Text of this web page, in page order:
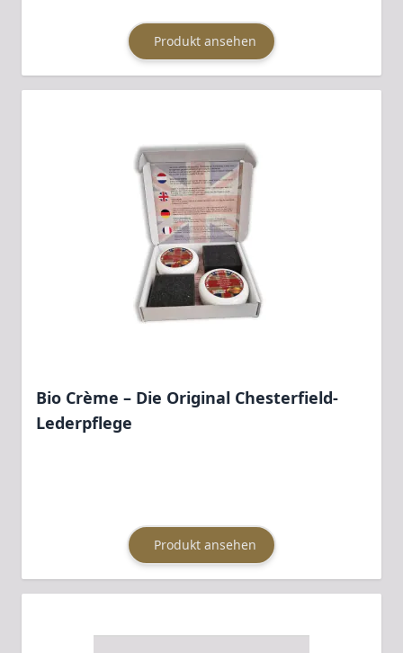
Produkt ansehen
Bio Crème – Die Original Chesterfield-
Lederpflege
Produkt ansehen